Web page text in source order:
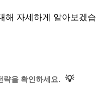
해 자세하게 알아보겠습
략을 확인하세요. 💡